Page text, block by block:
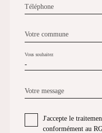
Téléphone
Votre commune
-
Vous souhaitez
Votre message
J'accepte le
conformément au